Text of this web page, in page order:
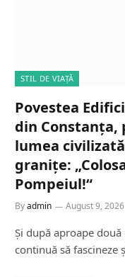
STIL DE VIAȚĂ
Povestea
din
lumea
granițe:
Pompeiul!“
Byadmin August 9, 2026
Și după aproape
continuă să fascineze